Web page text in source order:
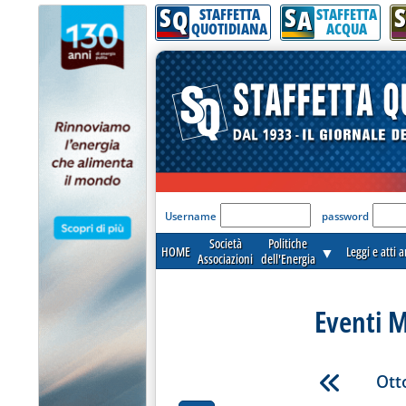
SQ STAFFETTA
QUOTIDIANA SA STAFFETTA
ACQUA S
'Modulo Login per
Username password
HOME
Società
Associazioni
Politiche
dell'Energia ▼ Leggi e atti
Eventi